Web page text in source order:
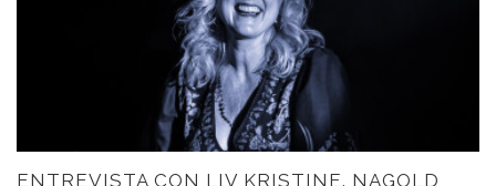
ENTREVISTA CON LIV KRISTINE. NAGOLD